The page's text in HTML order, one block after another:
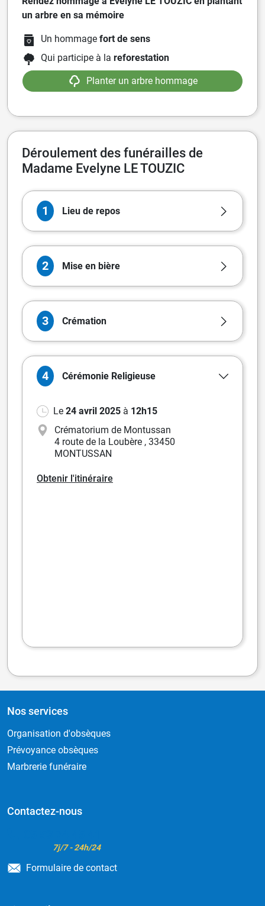
un arbre en sa mémoire
Un hommage fort de sens
Qui participe à la reforestation
Planter un arbre hommage
Déroulement des funérailles de
Madame Evelyne LE TOUZIC
1 Lieu de repos
2 Mise en bière
3 Crémation
4 Cérémonie Religieuse
Le 24 avril 2025 à 12h15
Crématorium de Montussan
4 route de la Loubère , 33450
MONTUSSAN
Obtenir l'itinéraire
Nos services
Organisation d'obsèques
Prévoyance obsèques
Marbrerie funéraire
Contactez-nous
7j/7 - 24h/24
Formulaire de contact